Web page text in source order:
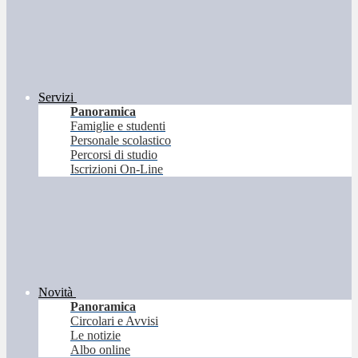
Servizi
Panoramica
Famiglie e studenti
Personale scolastico
Percorsi di studio
Iscrizioni On-Line
Novità
Panoramica
Circolari e Avvisi
Le notizie
Albo online